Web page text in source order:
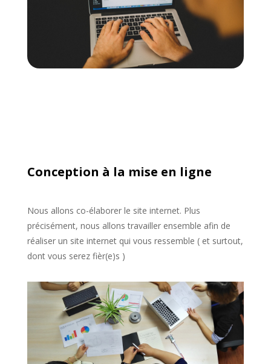
Conception à la mise en ligne
Nous allons co-élaborer le site internet. Plus
précisément, nous allons travailler ensemble afin de
réaliser un site internet qui vous ressemble ( et surtout,
dont vous serez fièr(e)s )